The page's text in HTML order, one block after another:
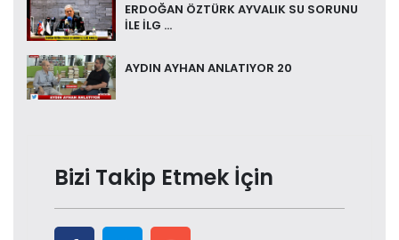
ERDOĞAN ÖZTÜRK AYVALIK SU SORUNU
İLE İLG ...
AYDIN AYHAN ANLATIYOR 20
Bizi Takip Etmek İçin